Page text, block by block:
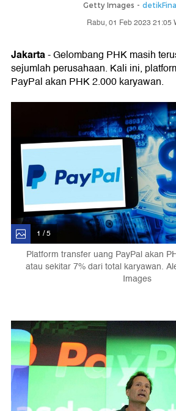
Getty Images -
Rabu, 01 Feb 2023 21:05
Jakarta- Gelombang PHK masih
sejumlah perusahaan. Kali ini,
PayPal akan PHK 2.000 karyawan.
1 / 5
Platform transfer uang PayPal akan
atau sekitar 7% dari total karyawan.
Images